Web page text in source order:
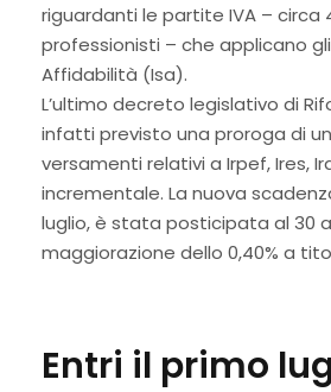
riguardanti le partite IVA – circa
professionisti – che applicano
Affidabilità (Isa).
L’ultimo decreto legislativo di
infatti previsto una proroga di
versamenti relativi a Irpef, Ires,
incrementale. La nuova
luglio, è stata posticipata al 30
maggiorazione dello 0,40% a
Entri il primo